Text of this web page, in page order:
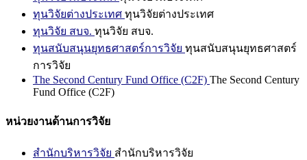
ทุนวิจัยต่างประเทศ ทุนวิจัยต่างประเทศ
ทุนวิจัย สบจ. ทุนวิจัย สบจ.
ทุนสนับสนุนยุทธศาสตร์การวิจัย ทุนสนับสนุนยุทธศาสตร์
การวิจัย
The Second Century Fund Office (C2F) The Second Century
Fund Office (C2F)
หน่วยงานด้านการวิจัย
สำนักบริหารวิจัย สำนักบริหารวิจัย